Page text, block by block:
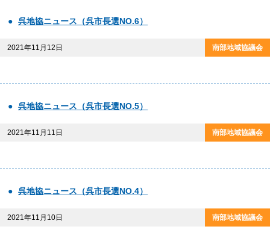
呉地協ニュース（呉市長選NO.6）
2021年11月12日
呉地協ニュース（呉市長選NO.5）
2021年11月11日
呉地協ニュース（呉市長選NO.4）
2021年11月10日